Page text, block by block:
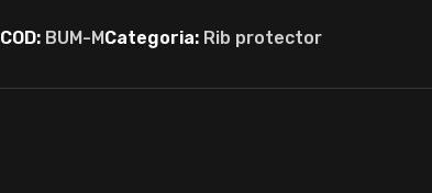
COD: BUM-MCategoria: Rib protector